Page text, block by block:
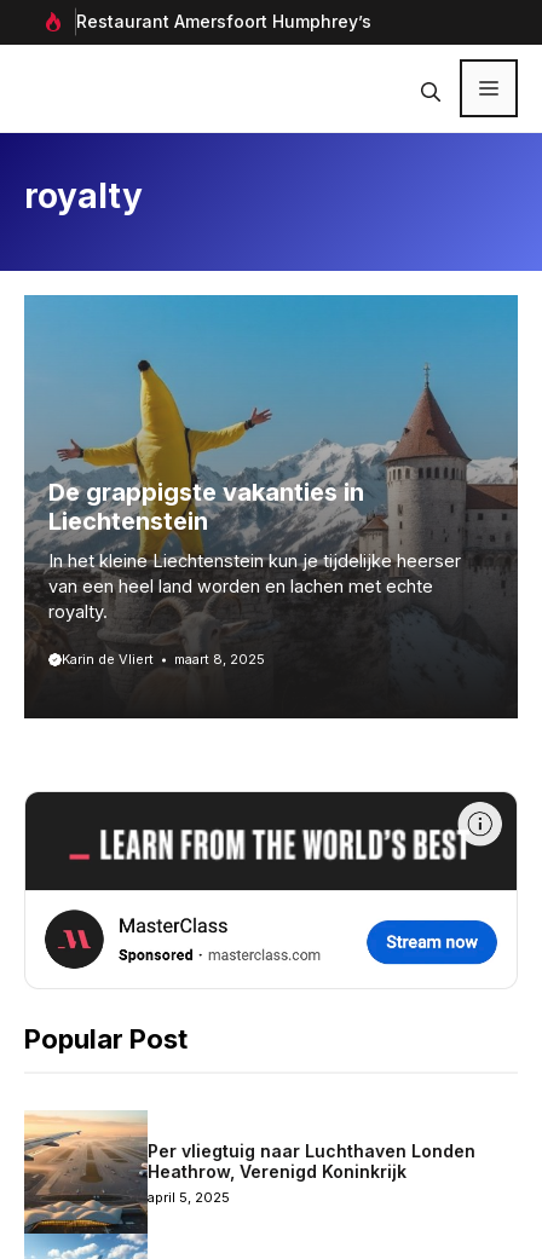
naar
Restaurant Amersfoort Humphrey’s
royalty
De grappigste vakanties in
Liechtenstein
In het kleine Liechtenstein kun je tijdelijke heerser
van een heel land worden en lachen met echte
royalty.
Karin de Vliert maart 8, 2025
Popular Post
Per vliegtuig naar Luchthaven Londen
Heathrow, Verenigd Koninkrijk
april 5, 2025